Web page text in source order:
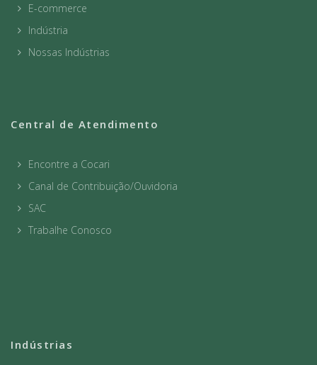
E-commerce
Indústria
Nossas Indústrias
Central de Atendimento
Encontre a Cocari
Canal de Contribuição/Ouvidoria
SAC
Trabalhe Conosco
Indústrias